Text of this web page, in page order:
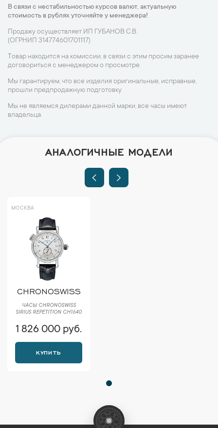
В связи с нестабильностью курсов валют, актуальную
стоимость в рублях уточняйте у менеджера!
Продажу осуществляет ИП ГУБАНОВ С.В.
(ОГРНИП 314774601701117)
Товар находится на комиссии, в связи с этим просим заранее
договориться с менеджером о просмотре.
Мы гарантируем, что все изделия оригинальные, исправные,
прошли предпродажную подготовку.
Мы не являемся дилерами данной марки, все часы имеют
владельца.
АНАЛОГИЧНЫЕ МОДЕЛИ
МОСКВА
CHRONOSWISS
ЧАСЫ CHRONOSWISS
SIRIUS REPETITION CH1640
1 826 000 руб.
КУПИТЬ